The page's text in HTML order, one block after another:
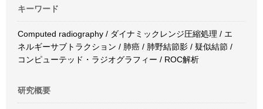
キーワード
Computed radiography / ダイナミックレンジ圧縮処理 / エ
ネルギーサブトラクション / 肺癌 / 肺野結節影 / 疑似結節 /
コンピューテッド・ラジオグラフィー / ROC解析
研究概要